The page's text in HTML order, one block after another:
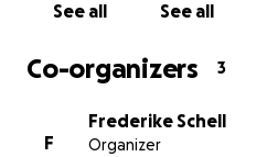
See all See all
Co-organizers 3
F
Frederike Schell
Organizer